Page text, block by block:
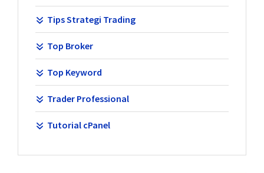
Tips Strategi Trading
Top Broker
Top Keyword
Trader Professional
Tutorial cPanel